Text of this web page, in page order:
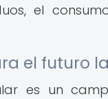
el
el futuro
es un